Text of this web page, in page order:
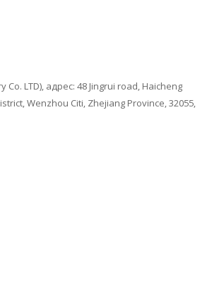
LTD), адрес: 48 Jingrui road, Haicheng
Wenzhou Citi, Zhejiang Province, 32055,